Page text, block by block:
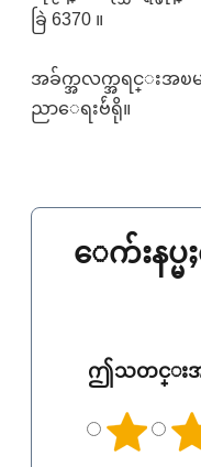
ခြဲ 6370 ။
အခ်က္အလက္အရင္းအၿ
ညာေရးဗ်ဴရို။
ေက်းနပ္မ
ဤသတင္းအ